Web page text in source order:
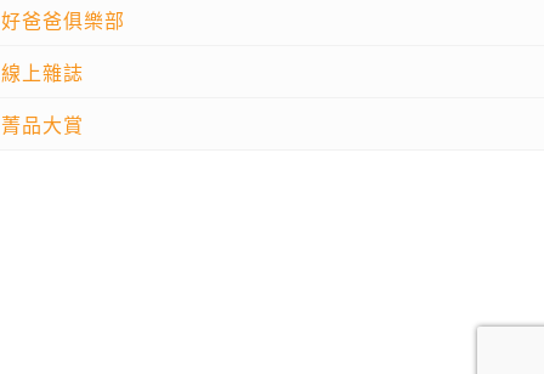
好爸爸俱樂部
線上雜誌
菁品大賞